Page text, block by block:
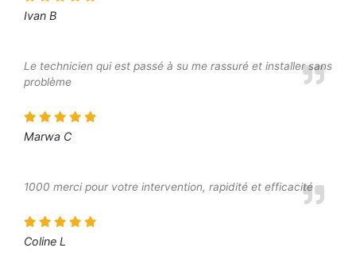
Ivan B
Le technicien qui est passé à su me rassuré et installer sans
problème
Marwa C
1000 merci pour votre intervention, rapidité et efficacité
Coline L